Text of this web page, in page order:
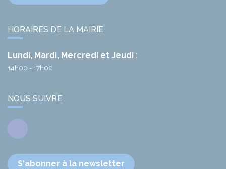
HORAIRES DE LA MAIRIE
Lundi, Mardi, Mercredi et Jeudi :
14h00 - 17h00
NOUS SUIVRE
Facebook
S'abonner à la newsletter